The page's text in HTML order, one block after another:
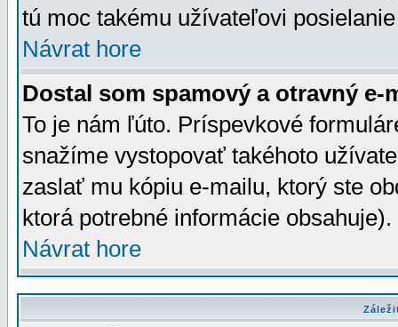
tú moc takému užívateľovi
Návrat hore
Dostal som spamový a otravný e-
To je nám ľúto. Príspevkové
snažíme vystopovať takéhoto
zaslať mu kópiu e-mailu, ktorý ste
ktorá potrebné informácie
Návrat hore